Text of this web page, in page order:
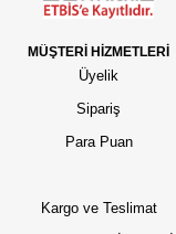
MÜŞTERİ HİZMETLERİ
Üyelik
Sipariş
Para Puan
Kargo ve Teslimat